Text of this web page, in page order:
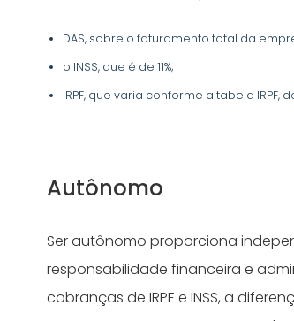
DAS, sobre o faturamento total da
o INSS, que é de 11%;
IRPF, que varia conforme a tabela IRPF,
Autônomo
Ser autônomo proporciona
responsabilidade financeira e
cobranças de IRPF e INSS, a